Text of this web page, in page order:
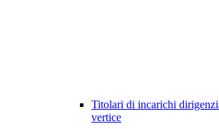
Titolari di incarichi
vertice